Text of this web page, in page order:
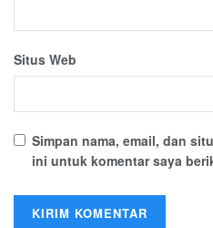
Situs Web
Simpan nama, email, dan
ini untuk komentar saya